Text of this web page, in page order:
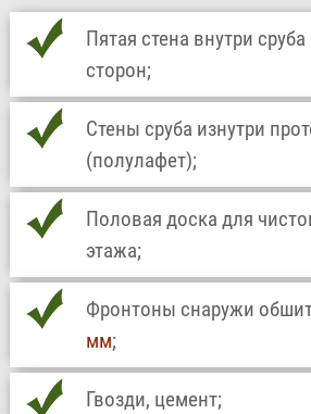
Пятая стена внутри
сторон;
Стены сруба изнутри
(полулафет);
Половая доска для
этажа;
Фронтоны снаружи
мм;
Гвозди, цемент;